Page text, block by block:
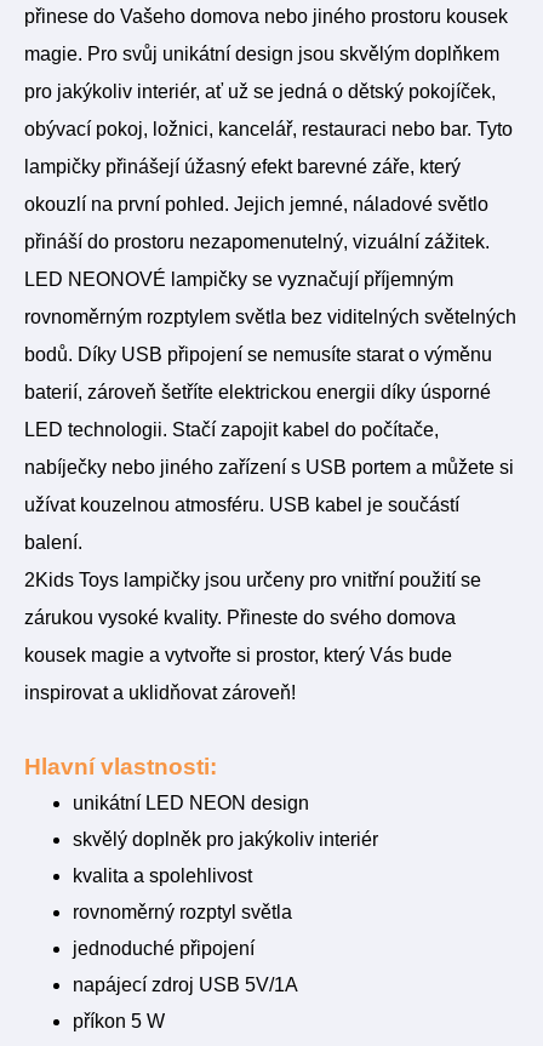
přinese do Vašeho domova nebo jiného prostoru kousek
magie. Pro svůj unikátní design jsou skvělým doplňkem
pro jakýkoliv interiér, ať už se jedná o dětský pokojíček,
obývací pokoj, ložnici, kancelář, restauraci nebo bar. Tyto
lampičky přinášejí úžasný efekt barevné záře, který
okouzlí na první pohled. Jejich jemné, náladové světlo
přináší do prostoru nezapomenutelný, vizuální zážitek.
LED NEONOVÉ lampičky se vyznačují příjemným
rovnoměrným rozptylem světla bez viditelných světelných
bodů. Díky USB připojení se nemusíte starat o výměnu
baterií, zároveň šetříte elektrickou energii díky úsporné
LED technologii. Stačí zapojit kabel do počítače,
nabíječky nebo jiného zařízení s USB portem a můžete si
užívat kouzelnou atmosféru. USB kabel je součástí
balení.
2Kids Toys lampičky jsou určeny pro vnitřní použití se
zárukou vysoké kvality. Přineste do svého domova
kousek magie a vytvořte si prostor, který Vás bude
inspirovat a uklidňovat zároveň!
Hlavní vlastnosti:
unikátní LED NEON design
skvělý doplněk pro jakýkoliv interiér
kvalita a spolehlivost
rovnoměrný rozptyl světla
jednoduché připojení
napájecí zdroj USB 5V/1A
příkon 5 W